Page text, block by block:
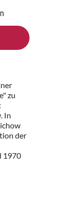
zu
In
der
1970